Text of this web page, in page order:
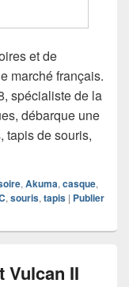
et de
marché français.
spécialiste de la
débarque une
tapis de souris,
, Akuma, casque,
, souris, tapis | Publier
Vulcan II